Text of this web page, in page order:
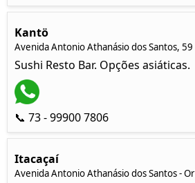
Kantö
Avenida Antonio Athanásio dos Santos,
Sushi Resto Bar. Opções asiáticas.
📞 73 - 99900 7806
Itacaçaí
Avenida Antonio Athanásio dos Santos -